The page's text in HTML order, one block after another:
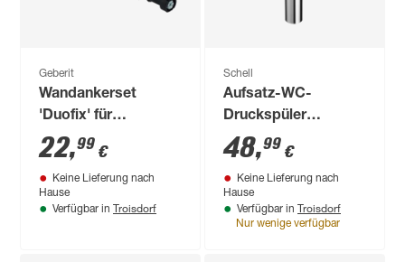
Geberit
Wandankerset
'Duofix' für
Einzelmontage 2
Stück
22,99 €
Keine Lieferung nach
Hause
Verfügbar in Troisdorf
Schell
Aufsatz-WC-
Druckspüler
'Schellomat'
Messing verchromt
3/4"
48,99 €
Keine Lieferung nach
Hause
Verfügbar in Troisdorf
Nur wenige verfügbar